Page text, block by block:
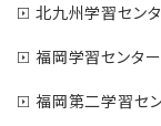
北九州学習セン
福岡学習センタ
福岡第二学習セ